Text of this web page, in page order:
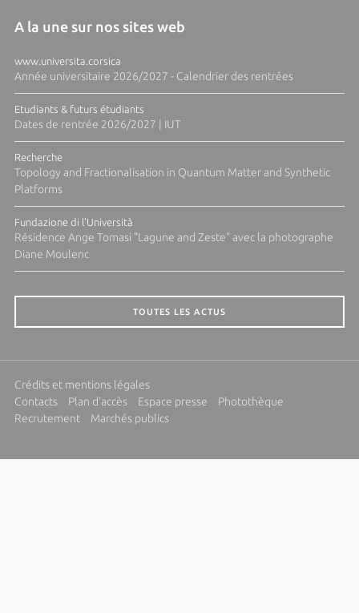
A la une sur nos sites web
www.universita.corsica
Année universitaire 2026/2027 - Calendrier des rentrées
Etudiants & futurs étudiants
Dates de rentrée 2026/2027 | IUT
Recherche
Topology and Fractionalisation in Quantum Matter and Synthetic
Platforms
Fundazione di l'Università
Résidence Ange Tomasi "Lagune and Zeste" avec la photographe
Diane Moulenc
TOUTES LES ACTUS
Crédits et mentions légales
Contacts
Plan d'accès Espace presse
Photothèque
Recrutement
Marchés publics